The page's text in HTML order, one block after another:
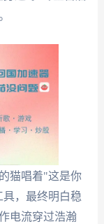
猫唱着"这是你
，最终明白稳
电流穿过浩瀚